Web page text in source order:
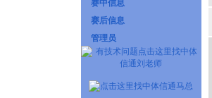
赛中信息
赛后信息
管理员